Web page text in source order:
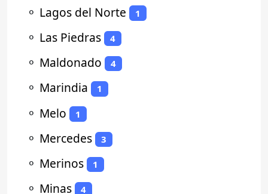
⚬ Lagos del Norte 1
⚬ Las Piedras 4
⚬ Maldonado 4
⚬ Marindia 1
⚬ Melo 1
⚬ Mercedes 3
⚬ Merinos 1
⚬ Minas 4